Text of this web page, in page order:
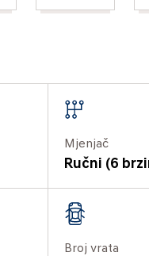
Mjenjač
Ručni (6
Broj vrata